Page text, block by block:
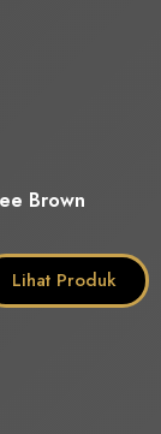
Brown
Lihat Produk